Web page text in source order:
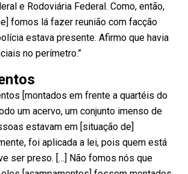
e Rodoviária Federal. Como, então,
fomos lá fazer reunião com facção
estava presente. Afirmo que havia
no perímetro.”
[montados em frente a quartéis do
um acervo, um conjunto imenso de
estavam em [situação de]
foi aplicada a lei, pois quem está
ser preso. […] Não fomos nós que